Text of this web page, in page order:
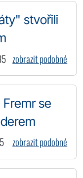
stvořili
zobrazit podobné
se
zobrazit podobné